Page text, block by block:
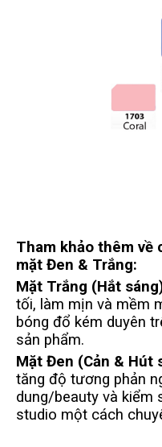
Tham khảo thêm về
mặt Đen & Trắng:
Mặt Trắng (Hắt
tối, làm mịn và mềm
bóng đổ kém duyên
sản phẩm.
Mặt Đen (Cản & Hút
tăng độ tương phản
dung/beauty và kiểm
studio một cách